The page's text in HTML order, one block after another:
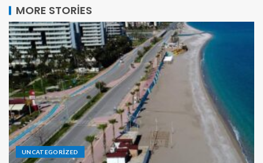
MORE STORIES
UNCATEGORIZED